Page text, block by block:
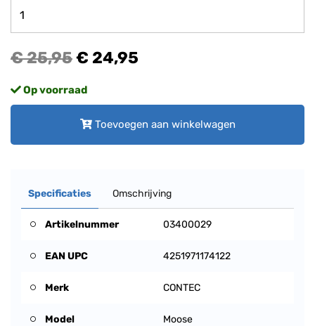
€ 25,95€ 24,95
Op voorraad
Toevoegen aan winkelwagen
Specificaties Omschrijving
Artikelnummer 03400029
EAN UPC 4251971174122
Merk CONTEC
Model Moose